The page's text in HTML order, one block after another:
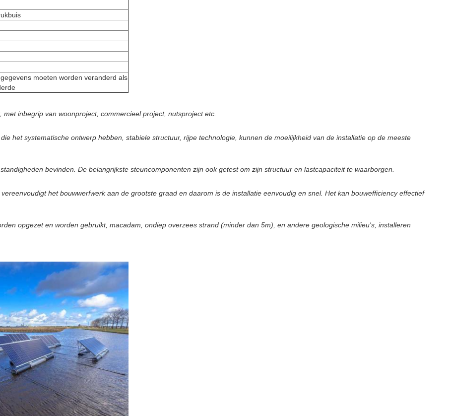
moeten worden veranderd als
inbegrip van woonproject, commercieel project, nutsproject etc.
het systematische ontwerp hebben, stabiele structuur, rijpe technologie, kunnen de moeilijkheid van de installatie op de meeste
bevinden. De belangrijkste steuncomponenten zijn ook getest om zijn structuur en lastcapaciteit te waarborgen.
het bouwwerfwerk aan de grootste graad en daarom is de installatie eenvoudig en snel. Het kan bouwefficiency effectief
opgezet en worden gebruikt, macadam, ondiep overzees strand (minder dan 5m), en andere geologische milieu's, installeren